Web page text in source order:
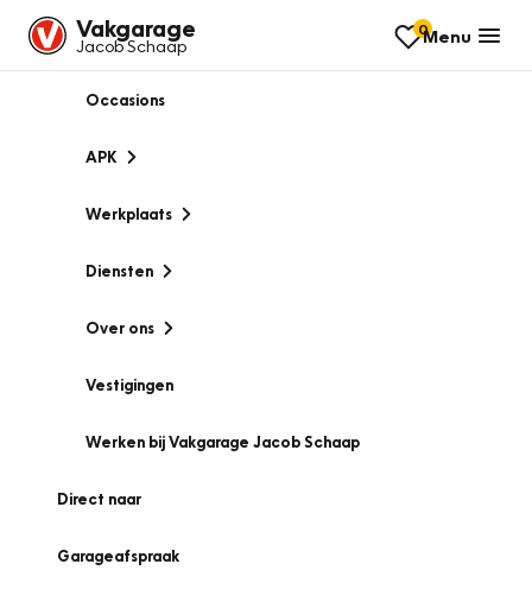
Vakgarage
Jacob Schaap
0Menu
Occasions
APK
Werkplaats
Diensten
Over ons
Vestigingen
Werken bij Vakgarage Jacob Schaap
Direct naar
Garageafspraak